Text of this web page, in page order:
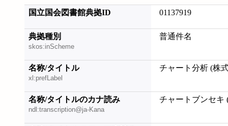
国立国会図書館典拠ID 01137919
典拠種別
skos:inScheme
普通件名
名称/タイトル
xl:prefLabel
チャート分析 (株
名称/タイトルのカナ読み
ndl:transcription@ja-Kana
チャートブンセキ